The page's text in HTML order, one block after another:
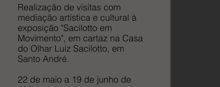
Realização de visitas com
mediação artística e cultural à
exposição "Sacilotto em
Movimento", em cartaz na Casa
do Olhar Luiz Sacilotto, em
Santo André.
22 de maio a 19 de junho de